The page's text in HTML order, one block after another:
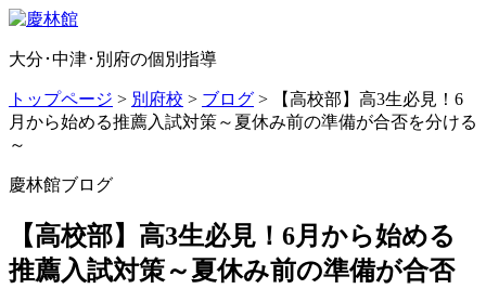
大分･中津･別府の個別指導
トップページ > 別府校 > ブログ >
【高校部】高3生必見！6
月から始める推薦入試対策～夏休み前の準備が合否を分ける
～
慶林館ブログ
【高校部】高3生必見！6月から始める
推薦入試対策～夏休み前の準備が合否